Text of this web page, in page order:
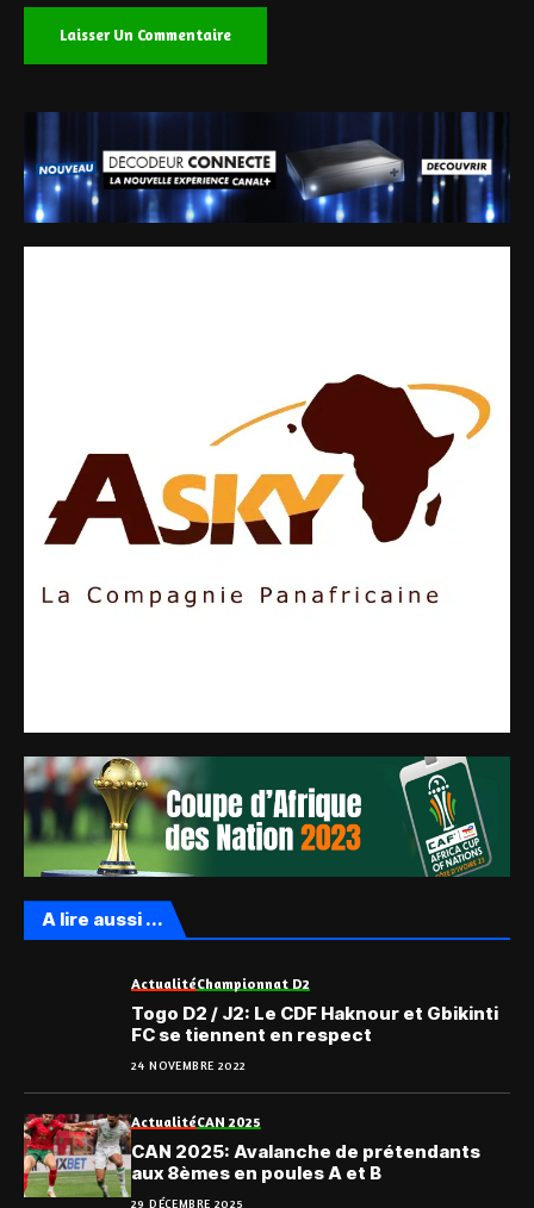
A lire aussi ...
ActualitéChampionnat D2
Togo D2 / J2: Le CDF Haknour et Gbikinti
FC se tiennent en respect
24 NOVEMBRE 2022
ActualitéCAN 2025
CAN 2025: Avalanche de prétendants
aux 8èmes en poules A et B
29 DÉCEMBRE 2025